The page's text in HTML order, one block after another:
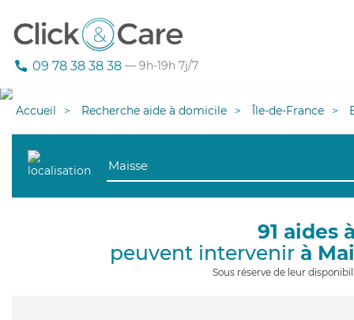
09 78 38 38 38 — 9h-19h 7j/7
Accueil Recherche aide à domicile Île-de-France
91 aides
peuvent intervenir à
Sous réserve de leur